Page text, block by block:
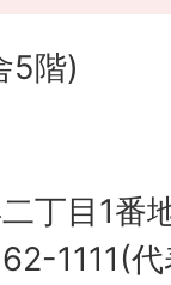
5階)
丁目1番
1111(